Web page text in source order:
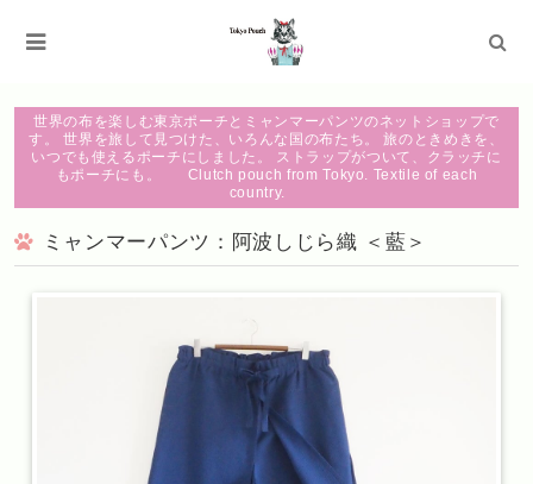
世界の布を楽しむ東京ポーチとミャンマーパンツのネットショップで
す。 世界を旅して見つけた、いろんな国の布たち。 旅のときめきを、
いつでも使えるポーチにしました。 ストラップがついて、クラッチに
もポーチにも。 Clutch pouch from Tokyo. Textile of each
country.
ミャンマーパンツ：阿波しじら織 ＜藍＞